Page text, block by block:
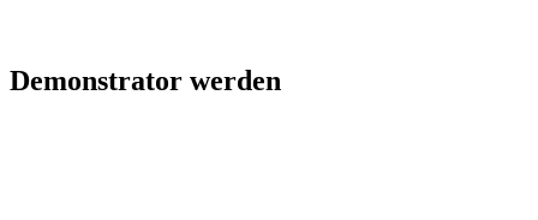
Demonstrator werden